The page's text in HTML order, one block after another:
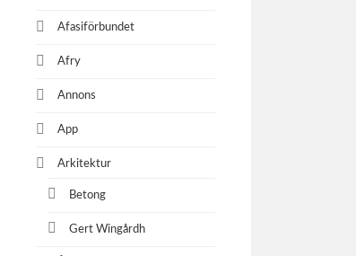
Afasiförbundet
Afry
Annons
App
Arkitektur
Betong
Gert Wingårdh